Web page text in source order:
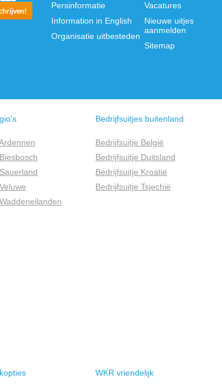
Persinformatie
Information in English
Organisatie uitbesteden
Vacatures
Nieuwe uitjes
aanmelden
Sitemap
Bedrijfsuitjes buitenland
Bedrijfsuitje België
Bedrijfsuitje Duitsland
Bedrijfsuitje Kroatië
Bedrijfsuitje Tsjechië
WKR vriendelijk